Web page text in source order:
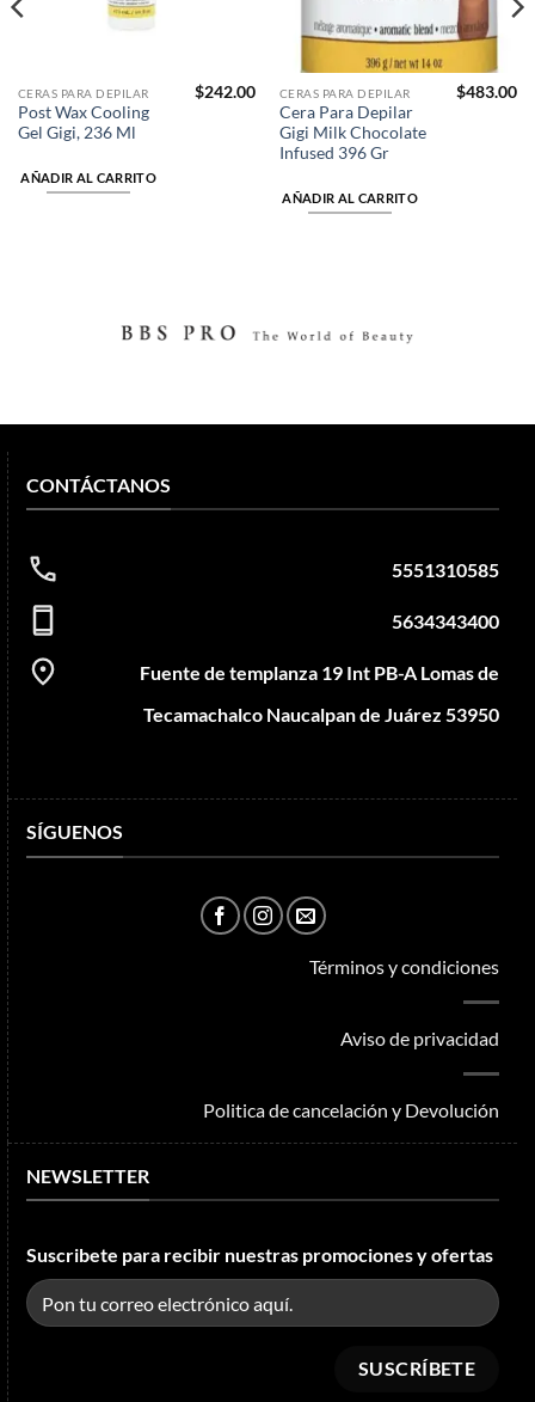
CERAS PARA DEPILAR
Post Wax Cooling
Gel Gigi, 236 Ml
$242.00
AÑADIR AL CARRITO
CERAS PARA DEPILAR
Cera Para Depilar
Gigi Milk Chocolate
Infused 396 Gr
$483.00
AÑADIR AL CARRITO
CONTÁCTANOS
5551310585
5634343400
Fuente de templanza 19 Int PB-A Lomas de
Tecamachalco Naucalpan de Juárez 53950
SÍGUENOS
Términos y condiciones
Aviso de privacidad
Politica de cancelación y Devolución
NEWSLETTER
Suscribete para recibir nuestras promociones y ofertas